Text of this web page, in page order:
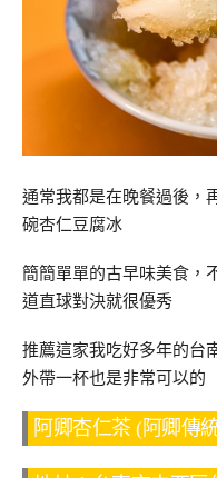
通常我都是在晚餐過後，
碗杏仁豆腐冰
簡簡單單的古早味美食，
道直球對決就很優秀
推薦這家我吃好多年的台
外帶一杯也是非常可以的
阿卿杏仁茶 (阿卿傳